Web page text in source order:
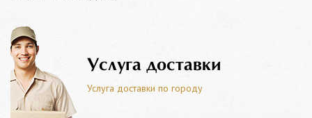
Услуга доставки
Услуга доставки по городу